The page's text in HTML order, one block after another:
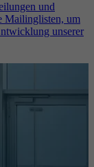
und
Mailinglisten, um
unserer